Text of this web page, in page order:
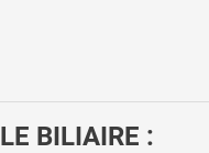
BILIAIRE :